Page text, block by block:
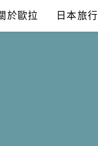
於歐拉 日本旅行